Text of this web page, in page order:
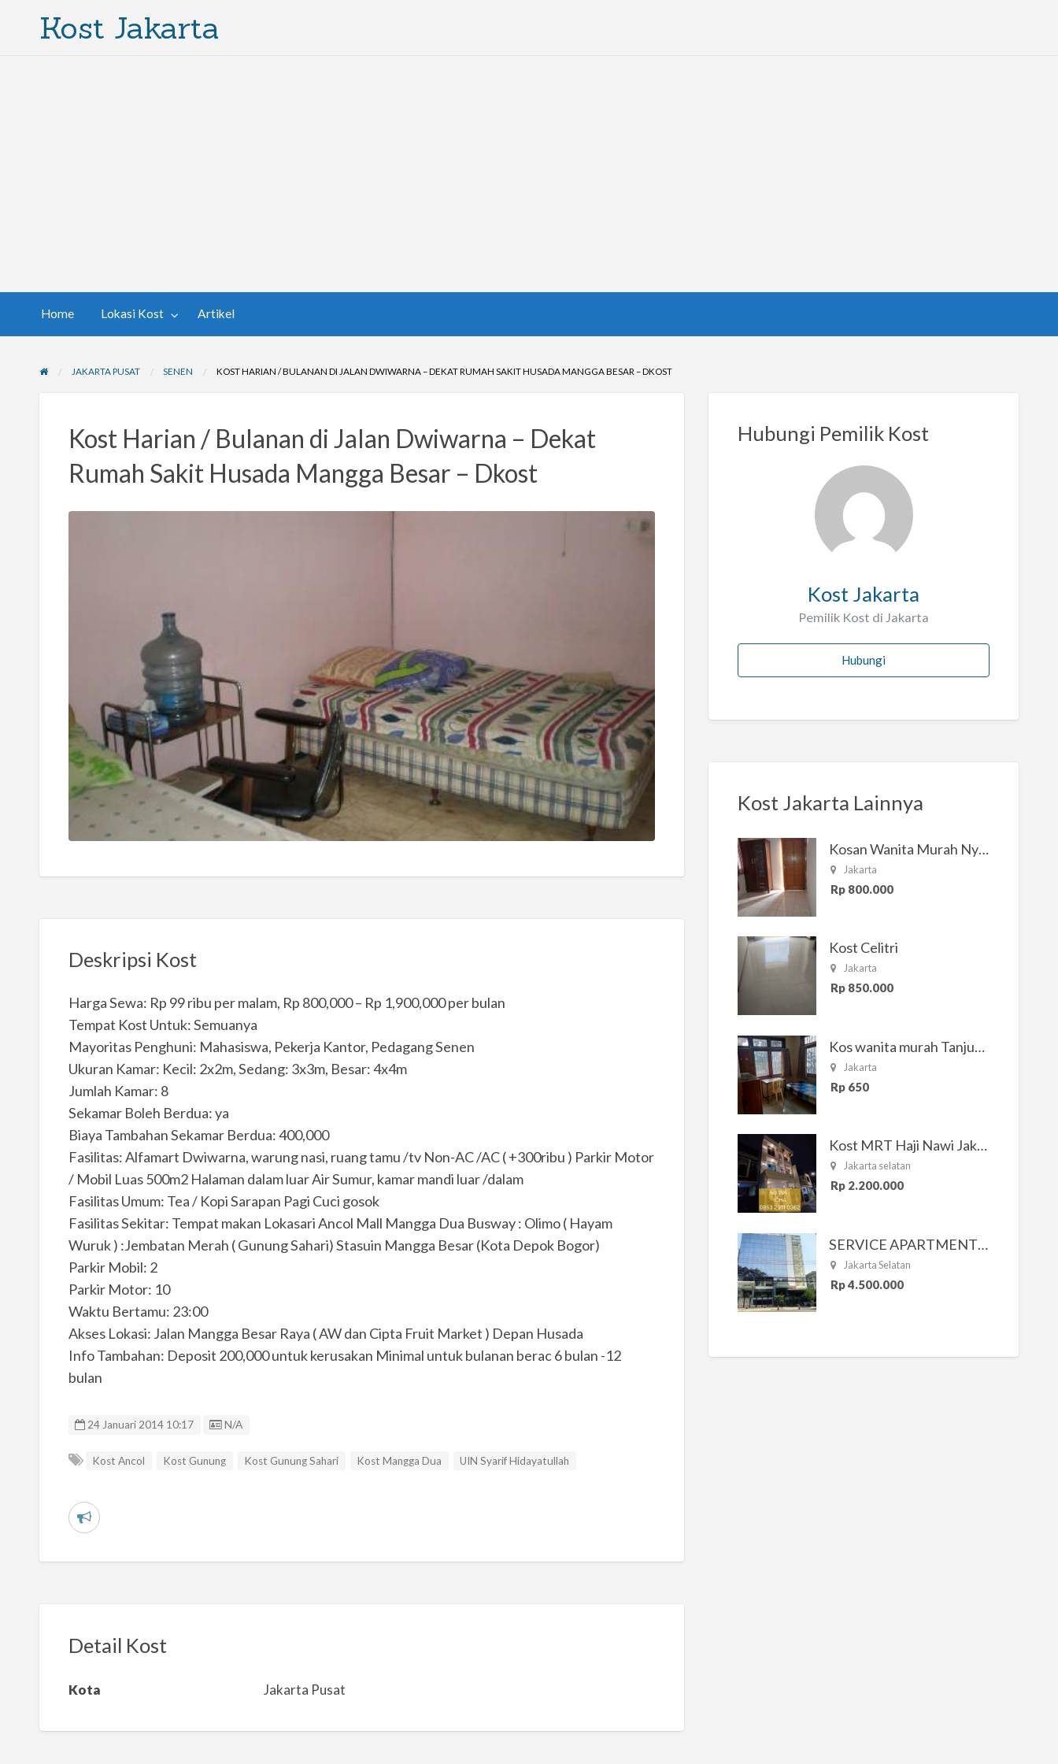
Kost Jakarta
Home Lokasi Kost Artikel
JAKARTA PUSAT SENEN KOST HARIAN / BULANAN DI JALAN DWIWARNA – DEKAT RUMAH SAKIT HUSADA MANGGA BESAR – DKOST
Kost Harian / Bulanan di Jalan Dwiwarna – Dekat
Rumah Sakit Husada Mangga Besar – Dkost
Deskripsi Kost
Harga Sewa: Rp 99 ribu per malam, Rp 800,000 – Rp 1,900,000 per bulan
Tempat Kost Untuk: Semuanya
Mayoritas Penghuni: Mahasiswa, Pekerja Kantor, Pedagang Senen
Ukuran Kamar: Kecil: 2x2m, Sedang: 3x3m, Besar: 4x4m
Jumlah Kamar: 8
Sekamar Boleh Berdua: ya
Biaya Tambahan Sekamar Berdua: 400,000
Fasilitas: Alfamart Dwiwarna, warung nasi, ruang tamu /tv Non-AC /AC ( +300ribu ) Parkir Motor
/ Mobil Luas 500m2 Halaman dalam luar Air Sumur, kamar mandi luar /dalam
Fasilitas Umum: Tea / Kopi Sarapan Pagi Cuci gosok
Fasilitas Sekitar: Tempat makan Lokasari Ancol Mall Mangga Dua Busway : Olimo ( Hayam
Wuruk ) :Jembatan Merah ( Gunung Sahari) Stasuin Mangga Besar (Kota Depok Bogor)
Parkir Mobil: 2
Parkir Motor: 10
Waktu Bertamu: 23:00
Akses Lokasi: Jalan Mangga Besar Raya ( AW dan Cipta Fruit Market ) Depan Husada
Info Tambahan: Deposit 200,000 untuk kerusakan Minimal untuk bulanan berac 6 bulan -12
bulan
24 Januari 2014 10:17 Listing ID
N/A
Kost Ancol Kost Gunung Kost Gunung Sahari Kost Mangga Dua UIN Syarif Hidayatullah
L
a
m
Detail Kost
Kota Jakarta Pusat
Hubungi Pemilik Kost
Kost Jakarta
Pemilik Kost di Jakarta
Hubungi
Kost Jakarta Lainnya
Kosan Wanita Murah Nyaman di Jakarta Selatan
Jakarta
Rp 800.000
Kost Celitri
Jakarta
Rp 850.000
Kos wanita murah Tanjung Duren Jakarta Barat
Jakarta
Rp 650
Kost MRT Haji Nawi Jakarta Selatan
Jakarta selatan
Rp 2.200.000
SERVICE APARTMENT SOUTH RESIDENCE
Jakarta Selatan
Rp 4.500.000